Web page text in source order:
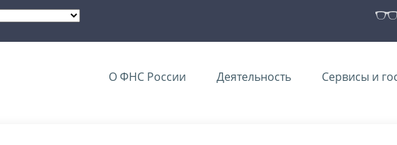
О ФНС России Деятельность Сервисы и